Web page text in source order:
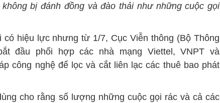
bị đánh đồng và đào thải như những cuộc gọi
có hiệu lực nhưng từ 1/7, Cục Viễn thông (Bộ Thông
đầu phối hợp các nhà mạng Viettel, VNPT và
công nghệ để lọc và cắt liên lạc các thuê bao phát
cho rằng số lượng những cuộc gọi rác và cả các